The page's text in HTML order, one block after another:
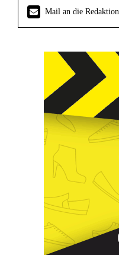
Mail an die Redaktion